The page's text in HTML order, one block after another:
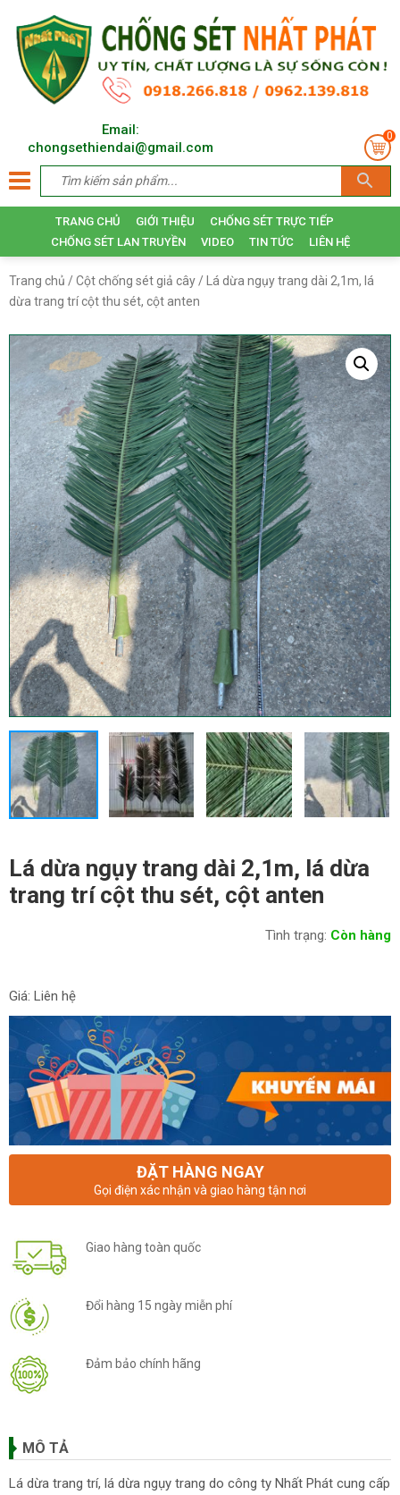
Email:
chongsethiendai@gmail.com
0
TRANG CHỦ GIỚI THIỆU
CHỐNG SÉT TRỰC TIẾP
CHỐNG SÉT LAN TRUYỀN
VIDEO TIN TỨC LIÊN HỆ
Trang chủ /Cột chống sét giả cây / Lá dừa ngụy trang dài 2,1m, lá
dừa trang trí cột thu sét, cột anten
Lá dừa ngụy trang dài 2,1m, lá dừa
trang trí cột thu sét, cột anten
Tình trạng: Còn hàng
Giá: Liên hệ
ĐẶT HÀNG NGAY
Gọi điện xác nhận và giao hàng tận nơi
Giao hàng toàn quốc
Đổi hàng 15 ngày miễn phí
Đảm bảo chính hãng
MÔ TẢ
Lá dừa trang trí, lá dừa ngụy trang do công ty Nhất Phát cung cấp